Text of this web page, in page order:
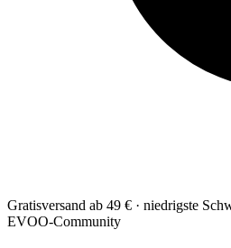
Gratisversand ab 49 € · niedrigste
EVOO-Community